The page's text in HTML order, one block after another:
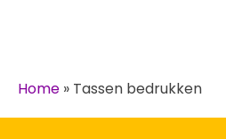
Home » Tassen bedrukken